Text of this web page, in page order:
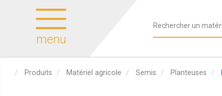
menu
Produits Matériel agricole Semis Planteuses